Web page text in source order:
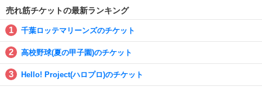
売れ筋チケットの最新ランキング
千葉ロッテマリーンズのチケット
高校野球(夏の甲子園)のチケット
Hello! Project(ハロプロ)のチケット